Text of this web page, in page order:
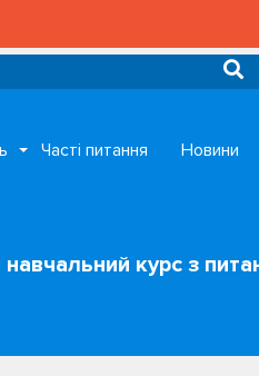
Часті питання Новини
курс з